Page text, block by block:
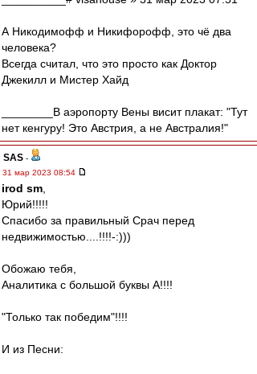
А Никодимофф и Никифорофф, это чё два
человека?
Всегда считал, что это просто как Доктор
Джекилл и Мистер Хайд
________В аэропорту Вены висит плакат: "Тут
нет кенгуру! Это Австрия, а не Австралия!"
SAS -
31 мар 2023 08:54
irod sm
Юрий!!!!!
Спасибо за правильный Срач перед
недвижимостью....!!!!-:)))
Обожаю тебя,
Аналитика с большой буквы А!!!!
"Только так победим"!!!!
И из Песни: